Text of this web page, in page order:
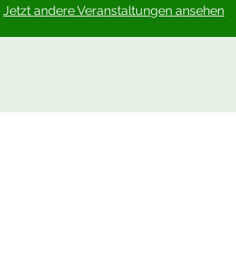
Jetzt andere Veranstaltungen ansehen